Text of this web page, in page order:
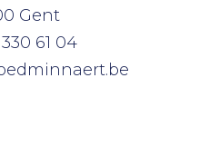
Gent
61 04